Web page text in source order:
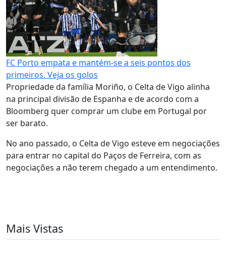
FC Porto empata e mantém-se a seis pontos dos
primeiros. Veja os golos
Propriedade da família Moriño, o Celta de Vigo alinha
na principal divisão de Espanha e de acordo com a
Bloomberg quer comprar um clube em Portugal por
ser barato.
No ano passado, o Celta de Vigo esteve em negociações
para entrar no capital do Paços de Ferreira, com as
negociações a não terem chegado a um entendimento.
Mais Vistas